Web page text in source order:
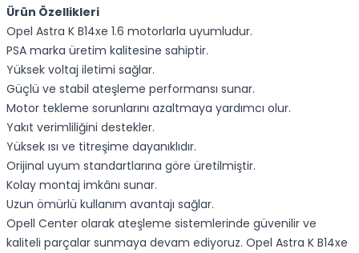
Ürün Özellikleri
Opel Astra K B14xe 1.6 motorlarla uyumludur.
PSA marka üretim kalitesine sahiptir.
Yüksek voltaj iletimi sağlar.
Güçlü ve stabil ateşleme performansı sunar.
Motor tekleme sorunlarını azaltmaya yardımcı olur.
Yakıt verimliliğini destekler.
Yüksek ısı ve titreşime dayanıklıdır.
Orijinal uyum standartlarına göre üretilmiştir.
Kolay montaj imkânı sunar.
Uzun ömürlü kullanım avantajı sağlar.
Opell Center olarak ateşleme sistemlerinde güvenilir ve
kaliteli parçalar sunmaya devam ediyoruz. Opel Astra K B14xe